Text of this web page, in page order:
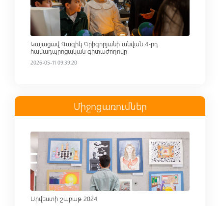
Կայացավ Գագիկ Գրիգորյանի անվան 4-րդ
համադպրոցական գիտաժողովը
2026-05-11 09:39:20
Միջոցառումներ
Read more
Արվեստի շաբաթ 2024